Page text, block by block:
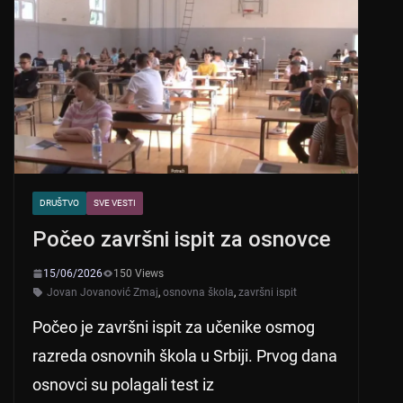
DRUŠTVO SVE VESTI
Počeo završni ispit za osnovce
15/06/2026
150 Views
Jovan Jovanović Zmaj, osnovna škola, završni ispit
Počeo je završni ispit za učenike osmog
razreda osnovnih škola u Srbiji. Prvog dana
osnovci su polagali test iz